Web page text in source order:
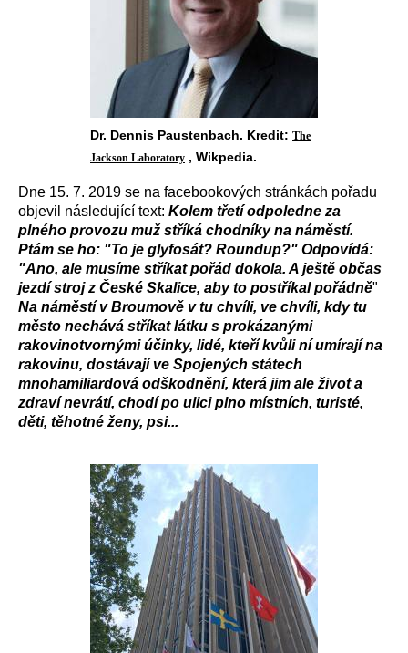
Dr. Dennis Paustenbach. Kredit: The
Jackson Laboratory , Wikpedia.
Dne 15. 7. 2019 se na facebookových stránkách pořadu
objevil následující text: Kolem třetí odpoledne za
plného provozu muž stříká chodníky na náměstí.
Ptám se ho: "To je glyfosát? Roundup?" Odpovídá:
"Ano, ale musíme stříkat pořád dokola. A ještě občas
jezdí stroj z České Skalice, aby to postříkal pořádně"
Na náměstí v Broumově v tu chvíli, ve chvíli, kdy tu
město nechává stříkat látku s prokázanými
rakovinotvornými účinky, lidé, kteří kvůli ní umírají na
rakovinu, dostávají ve Spojených státech
mnohamiliardová odškodnění, která jim ale život a
zdraví nevrátí, chodí po ulici plno místních, turisté,
děti, těhotné ženy, psi...